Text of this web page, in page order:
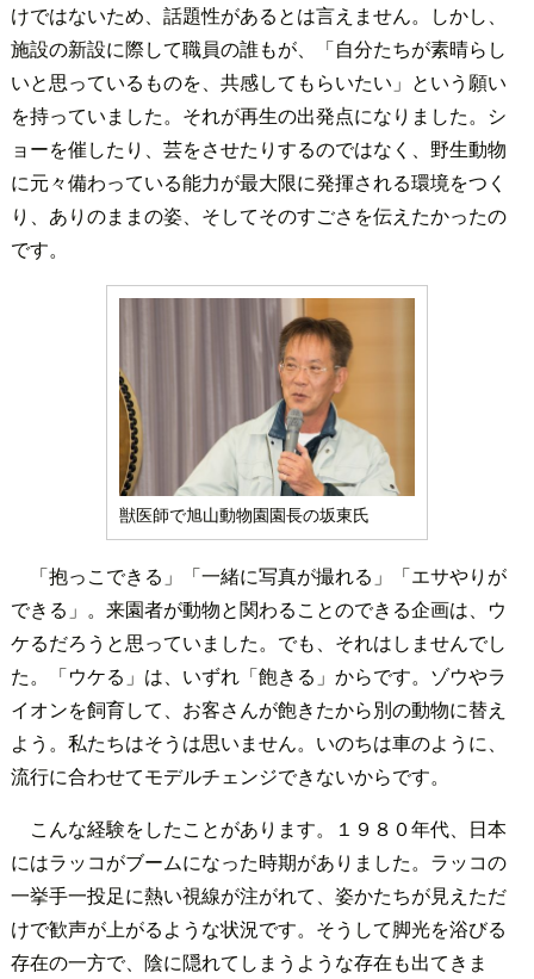
けではないため、話題性があるとは言えません。しかし、
施設の新設に際して職員の誰もが、「自分たちが素晴らし
いと思っているものを、共感してもらいたい」という願い
を持っていました。それが再生の出発点になりました。シ
ョーを催したり、芸をさせたりするのではなく、野生動物
に元々備わっている能力が最大限に発揮される環境をつく
り、ありのままの姿、そしてそのすごさを伝えたかったの
です。
獣医師で旭山動物園園長の坂東氏
「抱っこできる」「一緒に写真が撮れる」「エサやりが
できる」。来園者が動物と関わることのできる企画は、ウ
ケるだろうと思っていました。でも、それはしませんでし
た。「ウケる」は、いずれ「飽きる」からです。ゾウやラ
イオンを飼育して、お客さんが飽きたから別の動物に替え
よう。私たちはそうは思いません。いのちは車のように、
流行に合わせてモデルチェンジできないからです。
こんな経験をしたことがあります。１９８０年代、日本
にはラッコがブームになった時期がありました。ラッコの
一挙手一投足に熱い視線が注がれて、姿かたちが見えただ
けで歓声が上がるような状況です。そうして脚光を浴びる
存在の一方で、陰に隠れてしまうような存在も出てきま